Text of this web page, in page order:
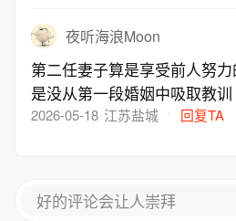
夜听海浪Moon
第二任妻子算是享受前人努
是没从第一段婚姻中吸取教训
2026-05-18 江苏盐城 回复TA
好的评论会让人崇拜